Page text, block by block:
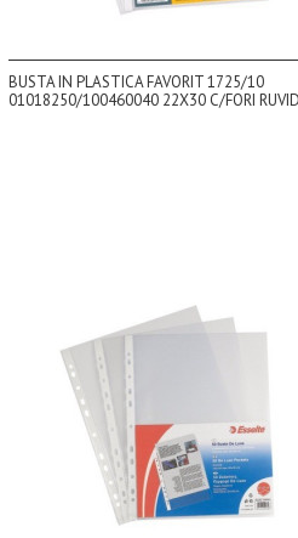
BUSTA IN PLASTICA FAVORIT 1725/10
01018250/100460040 22X30 C/FORI